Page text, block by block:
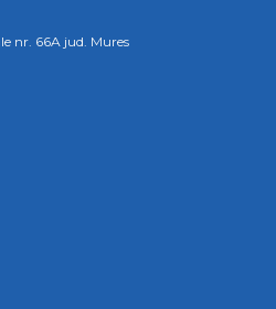
nr. 66A jud. Mures